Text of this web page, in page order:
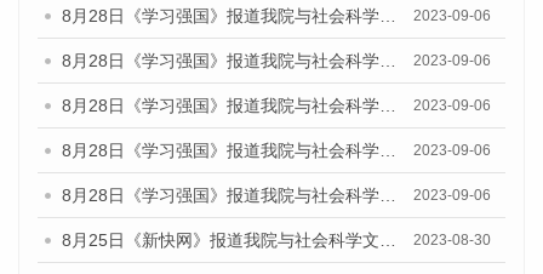
8月28日《学习强国》报道我院与社会科学文献出版社联合发布《广州蓝皮书：广州创新型城市发展报告（2023）》的媒体文章 2023-09-06
8月28日《学习强国》报道我院与社会科学文献出版社联合发布《广州蓝皮书：广州创新型城市发展报告（2023）》的媒体文章 2023-09-06
8月28日《学习强国》报道我院与社会科学文献出版社联合发布《广州蓝皮书：广州创新型城市发展报告（2023）》的媒体文章 2023-09-06
8月28日《学习强国》报道我院与社会科学文献出版社联合发布《广州蓝皮书：广州创新型城市发展报告（2023）》的媒体文章 2023-09-06
8月28日《学习强国》报道我院与社会科学文献出版社联合发布《广州蓝皮书：广州创新型城市发展报告（2023）》的媒体文章 2023-09-06
8月25日《新快网》报道我院与社会科学文献出版社联合发布《广州蓝皮书：广州文化产业发展报告（2023）》的媒体文章 2023-08-30